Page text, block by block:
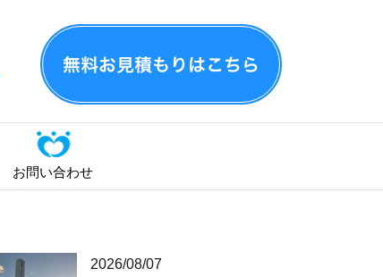
お問い合わせ
2026/08/07